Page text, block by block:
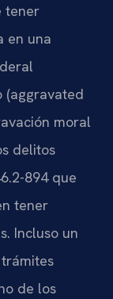
tener
en una
(aggravated
moral
delitos
894 que
tener
Incluso un
de los